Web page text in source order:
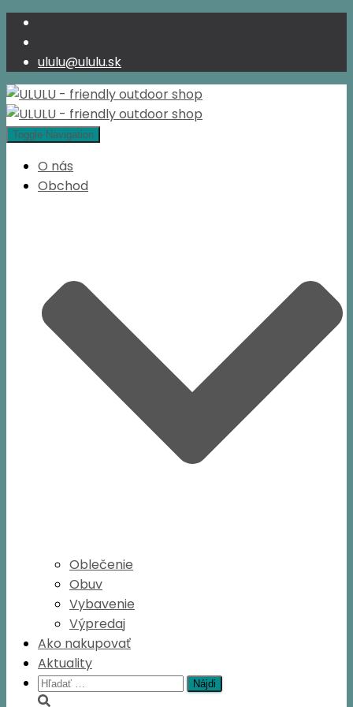
ululu@ululu.sk
Toggle Navigation
O nás
Obchod
Oblečenie
Obuv
Vybavenie
Výpredaj
Ako nakupovať
Aktuality
Hľadať: